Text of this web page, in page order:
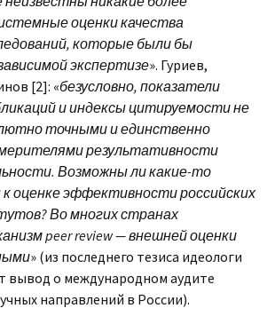
оценки качества
которые были бы
экспертизе». Гуриев,
[2]: «безусловно, показатели
и индексы цитируемости не
точными и единственно
результативности
Возможны ли какие-то
к оценке эффективности российских
Во многих странах
peer review — внешней оценки
» (из последнего тезиса идеологи
вывод о международном аудите
направлений в России).